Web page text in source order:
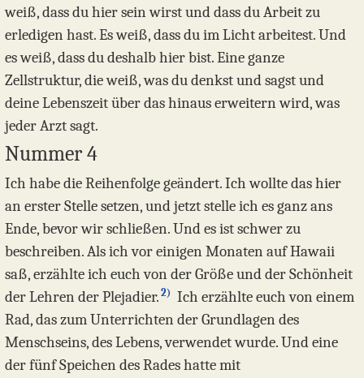
weiß, dass du hier sein wirst und dass du Arbeit zu
erledigen hast. Es weiß, dass du im Licht arbeitest. Und
es weiß, dass du deshalb hier bist. Eine ganze
Zellstruktur, die weiß, was du denkst und sagst und
deine Lebenszeit über das hinaus erweitern wird, was
jeder Arzt sagt.
Nummer 4
Ich habe die Reihenfolge geändert. Ich wollte das hier
an erster Stelle setzen, und jetzt stelle ich es ganz ans
Ende, bevor wir schließen. Und es ist schwer zu
beschreiben. Als ich vor einigen Monaten auf Hawaii
saß, erzählte ich euch von der Größe und der Schönheit
der Lehren der Plejadier. 2) Ich erzählte euch von einem
Rad, das zum Unterrichten der Grundlagen des
Menschseins, des Lebens, verwendet wurde. Und eine
der fünf Speichen des Rades hatte mit